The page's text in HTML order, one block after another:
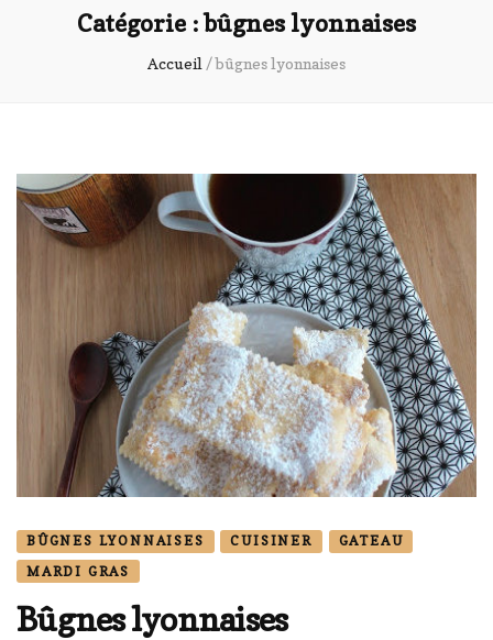
Catégorie :bûgnes lyonnaises
Accueil /bûgnes lyonnaises
BÛGNES LYONNAISES CUISINER
GATEAU
MARDI GRAS
Bûgnes lyonnaises